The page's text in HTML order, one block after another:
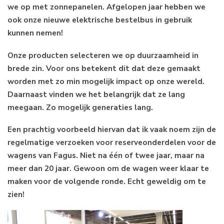
we op met zonnepanelen. Afgelopen jaar hebben we
ook onze nieuwe elektrische bestelbus in gebruik
kunnen nemen!
Onze producten selecteren we op duurzaamheid in
brede zin. Voor ons betekent dit dat deze gemaakt
worden met zo min mogelijk impact op onze wereld.
Daarnaast vinden we het belangrijk dat ze lang
meegaan. Zo mogelijk generaties lang.
Een prachtig voorbeeld hiervan dat ik vaak noem zijn de
regelmatige verzoeken voor reserveonderdelen voor de
wagens van Fagus. Niet na één of twee jaar, maar na
meer dan 20 jaar. Gewoon om de wagen weer klaar te
maken voor de volgende ronde. Echt geweldig om te
zien!